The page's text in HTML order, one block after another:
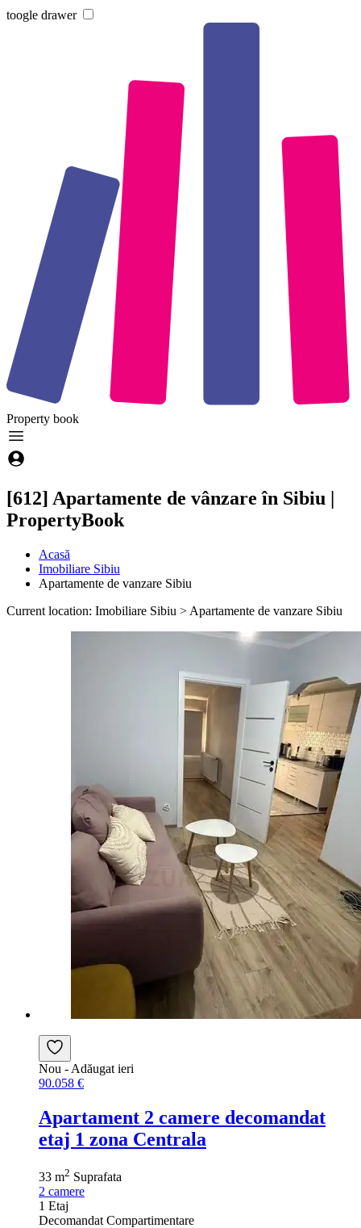
toogle drawer
Property book
[612] Apartamente de vânzare în Sibiu |
PropertyBook
Acasă
Imobiliare Sibiu
Apartamente de vanzare Sibiu
Current location: Imobiliare Sibiu > Apartamente de vanzare Sibiu
Nou - Adăugat ieri
90.058 €
Apartament 2 camere decomandat
etaj 1 zona Centrala
33 m2 Suprafata
2 camere
1 Etaj
Decomandat Compartimentare